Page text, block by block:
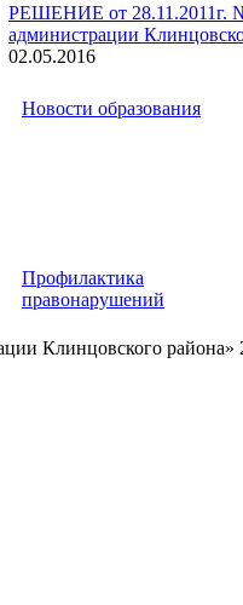
РЕШЕНИЕ от 28.11.2011г. №
администрации
02.05.2016
Новости образования
Профилактика
правонарушений
Клинцовского района»